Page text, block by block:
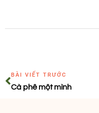
BÀI VIẾT TRƯỚC
Cà phê một mình